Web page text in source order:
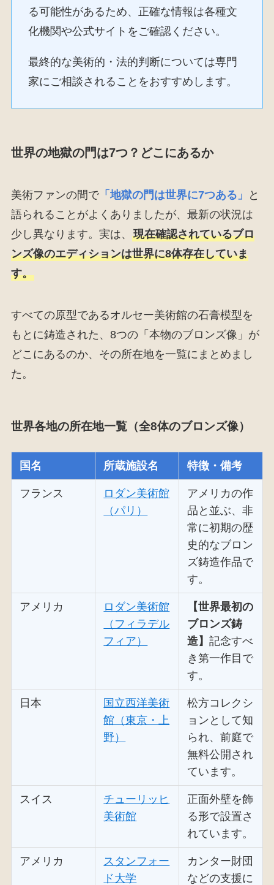
る可能性があるため、正確な情報は各種文
化機関や公式サイトをご確認ください。
最終的な美術的・法的判断については専門
家にご相談されることをおすすめします。
世界の地獄の門は7つ？どこにあるか
美術ファンの間で「地獄の門は世界に7つある」
と
語られることがよくありましたが、最新の状況は
少し異なります。実は、 現在確認されているブロ
ンズ像のエディションは世界に8体存在していま
す。
すべての原型であるオルセー美術館の石膏模型を
もとに鋳造された、8つの「本物のブロンズ像」が
どこにあるのか、その所在地を一覧にまとめまし
た。
世界各地の所在地一覧（全8体のブロンズ像）
国名 所蔵施設名 特徴・備考
フランス
ロダン美術館
（パリ）
アメリカの作
品と並ぶ、非
常に初期の歴
史的なブロン
ズ鋳造作品で
す。
アメリカ
ロダン美術館
（フィラデル
フィア）
【世界最初の
ブロンズ鋳
造】記念すべ
き第一作目で
す。
日本
国立西洋美術
館（東京・上
野）
松方コレクシ
ョンとして知
られ、前庭で
無料公開され
ています。
スイス
チューリッヒ
美術館
正面外壁を飾
る形で設置さ
れています。
アメリカ
スタンフォー
ド大学
カンター財団
などの支援に